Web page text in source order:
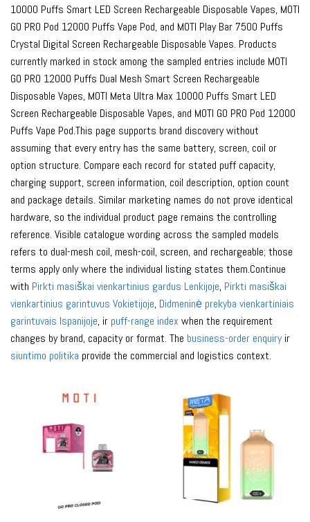
10000 Puffs Smart LED Screen Rechargeable Disposable Vapes, MOTI
GO PRO Pod 12000 Puffs Vape Pod, and MOTI Play Bar 7500 Puffs
Crystal Digital Screen Rechargeable Disposable Vapes. Products
currently marked in stock among the sampled entries include MOTI
GO PRO 12000 Puffs Dual Mesh Smart Screen Rechargeable
Disposable Vapes, MOTI Meta Ultra Max 10000 Puffs Smart LED
Screen Rechargeable Disposable Vapes, and MOTI GO PRO Pod 12000
Puffs Vape Pod.This page supports brand discovery without
assuming that every entry has the same battery, screen, coil or
option structure. Compare each record for stated puff capacity,
charging support, screen information, coil description, option count
and package details. Similar marketing names do not prove identical
hardware, so the individual product page remains the controlling
reference. Visible catalogue wording across the sampled models
refers to dual-mesh coil, mesh-coil, screen, and rechargeable; those
terms apply only where the individual listing states them.Continue
with Pirkti masiškai vienkartinius gardus Lenkijoje, Pirkti masiškai
vienkartinius garintuvus Vokietijoje, Didmeninė prekyba vienkartiniais
garintuvais Ispanijoje, ir puff-range index when the requirement
changes by brand, capacity or format. The business-order enquiryir
siuntimo politika provide the commercial and logistics context.